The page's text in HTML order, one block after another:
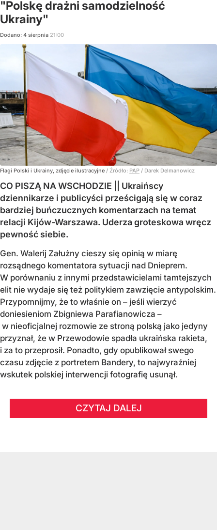
"Polskę drażni samodzielność
Ukrainy"
Dodano: 4 sierpnia 21:00
Flagi Polski i Ukrainy, zdjęcie ilustracyjne / Źródło: PAP / Darek Delmanowicz
CO PISZĄ NA WSCHODZIE || Ukraińscy
dziennikarze i publicyści prześcigają się w coraz
bardziej buńczucznych komentarzach na temat
relacji Kijów-Warszawa. Uderza groteskowa wręcz
pewność siebie.
Gen. Walerij Załużny cieszy się opinią w miarę
rozsądnego komentatora sytuacji nad Dnieprem.
W porównaniu z innymi przedstawicielami tamtejszych
elit nie wydaje się też politykiem zawzięcie antypolskim.
Przypomnijmy, że to właśnie on – jeśli wierzyć
doniesieniom Zbigniewa Parafianowicza –
w nieoficjalnej rozmowie ze stroną polską jako jedyny
przyznał, że w Przewodowie spadła ukraińska rakieta,
i za to przeprosił. Ponadto, gdy opublikował swego
czasu zdjęcie z portretem Bandery, to najwyraźniej
wskutek polskiej interwencji fotografię usunął.
CZYTAJ DALEJ